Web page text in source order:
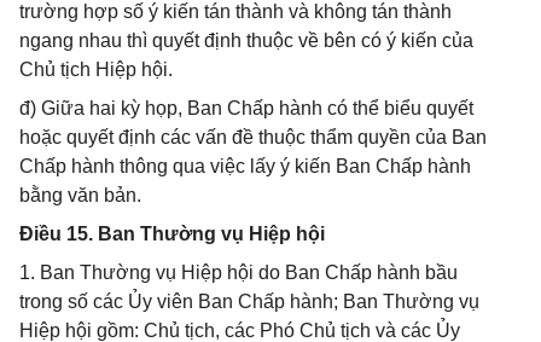
trường hợp số ý kiến tán thành và không tán thành
ngang nhau thì quyết định thuộc về bên có ý kiến của
Chủ tịch Hiệp hội.
đ) Giữa hai kỳ họp, Ban Chấp hành có thể biểu quyết
hoặc quyết định các vấn đề thuộc thẩm quyền của Ban
Chấp hành thông qua việc lấy ý kiến Ban Chấp hành
bằng văn bản.
Điều 15. Ban Thường vụ Hiệp hội
1. Ban Thường vụ Hiệp hội do Ban Chấp hành bầu
trong số các Ủy viên Ban Chấp hành; Ban Thường vụ
Hiệp hội gồm: Chủ tịch, các Phó Chủ tịch và các Ủy